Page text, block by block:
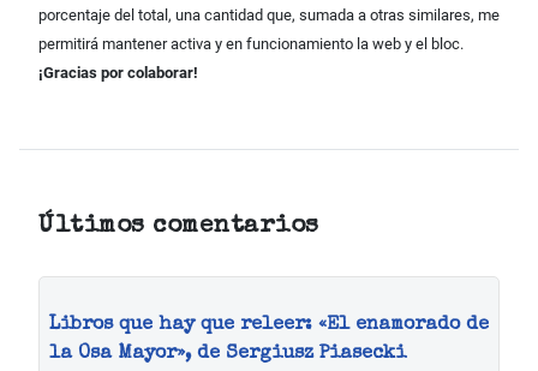
porcentaje del total, una cantidad que, sumada a otras similares, me
permitirá mantener activa y en funcionamiento la web y el bloc.
¡Gracias por colaborar!
Últimos comentarios
Libros que hay que releer: «El enamorado de
la Osa Mayor», de Sergiusz Piasecki